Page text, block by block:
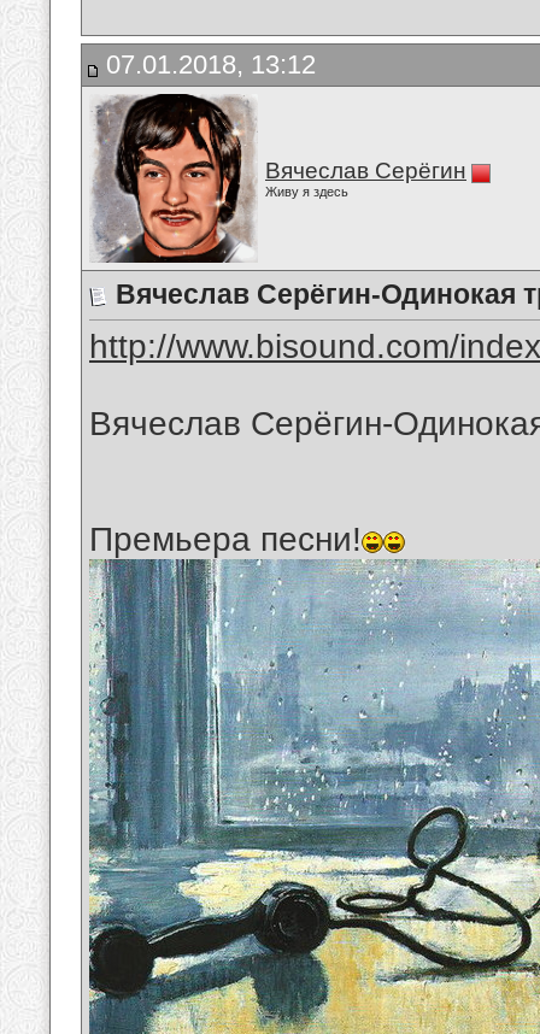
07.01.2018, 13:12
Вячеслав Серёгин
Живу я здесь
Вячеслав Серёгин-Одинокая
http://www.bisound.com/
Вячеслав Серёгин-
Премьера песни!